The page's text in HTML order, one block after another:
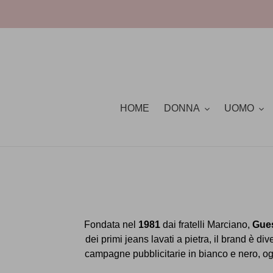
HOME DONNA UOMO
Fondata nel 1981 dai fratelli Marciano,
dei primi jeans lavati a pietra, il brand è
campagne pubblicitarie in bianco e nero,